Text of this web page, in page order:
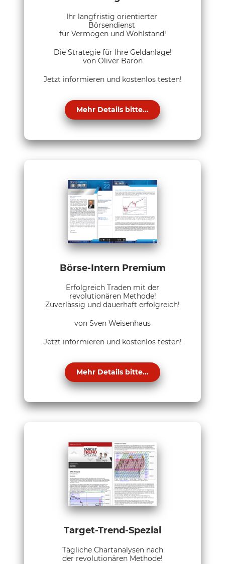
Ihr langfristig orientierter
Börsendienst
für Vermögen und Wohlstand!
Die Strategie für Ihre Geldanlage!
von Oliver Baron
Jetzt informieren und kostenlos testen!
Mehr Details bitte...
Börse-Intern Premium
Erfolgreich Traden mit der
revolutionären Methode!
Zuverlässig und dauerhaft erfolgreich!
von Sven Weisenhaus
Jetzt informieren und kostenlos testen!
Mehr Details bitte...
Target-Trend-Spezial
Tägliche Chartanalysen nach
der revolutionären Methode!